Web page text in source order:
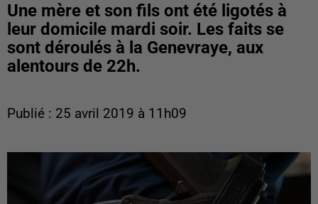
Une mère et son fils ont été ligotés à
leur domicile mardi soir. Les faits se
sont déroulés à la Genevraye, aux
alentours de 22h.
Publié : 25 avril 2019 à 11h09